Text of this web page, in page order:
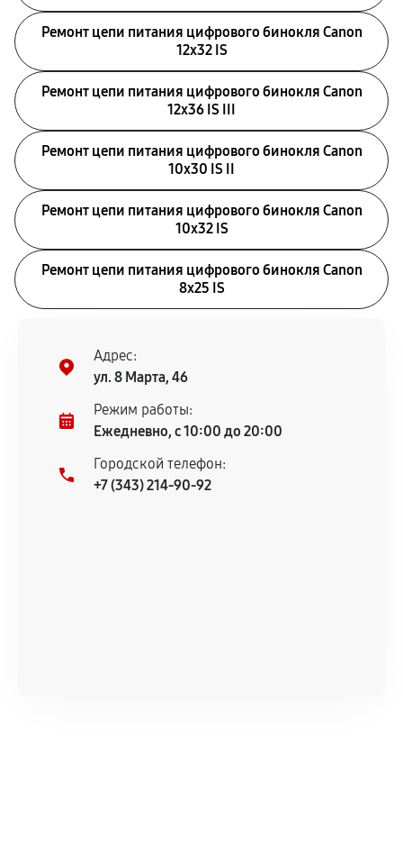
Ремонт цепи питания цифрового бинокля Canon
12x32 IS
Ремонт цепи питания цифрового бинокля Canon
12x36 IS III
Ремонт цепи питания цифрового бинокля Canon
10x30 IS II
Ремонт цепи питания цифрового бинокля Canon
10x32 IS
Ремонт цепи питания цифрового бинокля Canon
8x25 IS
Адрес:
ул. 8 Марта, 46
Режим работы:
Ежедневно, с 10:00 до 20:00
Городской телефон:
+7 (343) 214-90-92